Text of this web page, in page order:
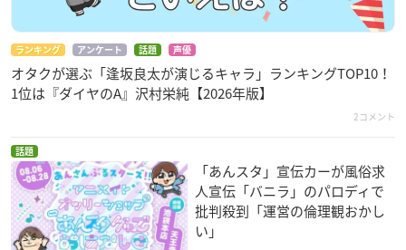
ランキング アンケート 話題 声優
オタクが選ぶ「逢坂良太が演じるキャラ」ランキングTOP10！
1位は『ダイヤのA』沢村栄純【2026年版】
2コメント
話題
「あんスタ」宣伝カーが風俗求
人宣伝「バニラ」のパロディで
批判殺到「運営の倫理観おかし
い」